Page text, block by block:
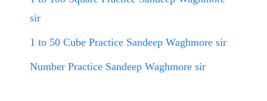
sir
1 to 50 Cube Practice Sandeep Waghmore sir
Number Practice Sandeep Waghmore sir